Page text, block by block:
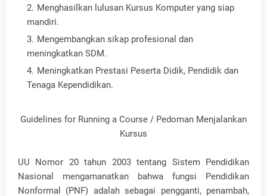
Menghasilkan lulusan Kursus Komputer yang siap
mandiri.
Mengembangkan sikap profesional dan
meningkatkan SDM.
Meningkatkan Prestasi Peserta Didik, Pendidik dan
Tenaga Kependidikan.
Guidelines for Running a Course / Pedoman Menjalankan
Kursus
UU Nomor 20 tahun 2003 tentang Sistem Pendidikan
Nasional mengamanatkan bahwa fungsi Pendidikan
Nonformal (PNF) adalah sebagai pengganti, penambah,